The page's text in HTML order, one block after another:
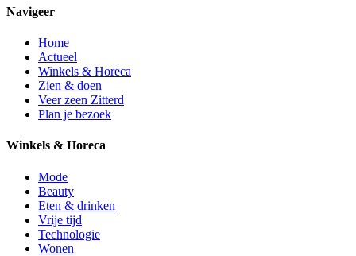
Navigeer
Home
Actueel
Winkels & Horeca
Zien & doen
Veer zeen Zitterd
Plan je bezoek
Winkels & Horeca
Mode
Beauty
Eten & drinken
Vrije tijd
Technologie
Wonen